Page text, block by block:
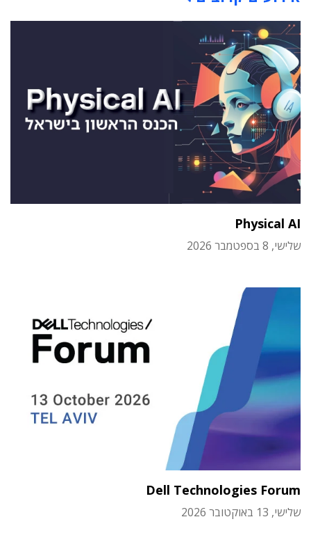
Physical AI
שלישי, 8 בספטמבר 2026
Dell Technologies Forum
שלישי, 13 באוקטובר 2026